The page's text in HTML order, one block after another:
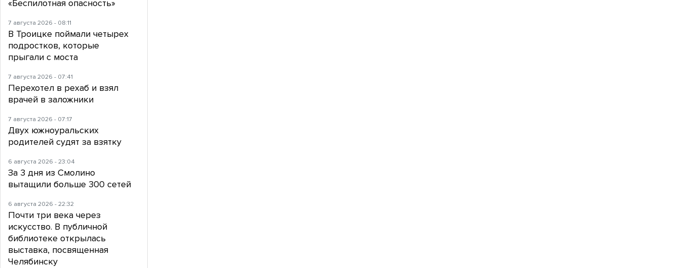
«Беспилотная опасность»
7 августа 2026 - 08:11
В Троицке поймали четырех
подростков, которые
прыгали с моста
7 августа 2026 - 07:41
Перехотел в рехаб и взял
врачей в заложники
7 августа 2026 - 07:17
Двух южноуральских
родителей судят за взятку
6 августа 2026 - 23:04
За 3 дня из Смолино
вытащили больше 300 сетей
6 августа 2026 - 22:32
Почти три века через
искусство. В публичной
библиотеке открылась
выставка, посвященная
Челябинску